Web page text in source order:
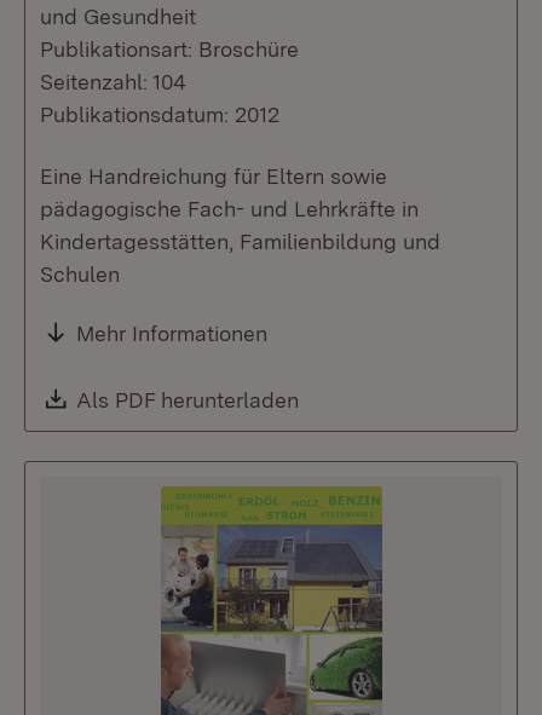
und Gesundheit
Publikationsart: Broschüre
Seitenzahl: 104
Publikationsdatum: 2012
Eine Handreichung für Eltern sowie
pädagogische Fach- und Lehrkräfte in
Kindertagesstätten, Familienbildung und
Schulen
Mehr Informationen
Download:
Als PDF herunterladen